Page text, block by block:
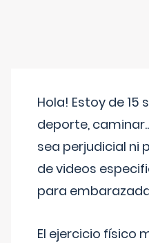
Hola! Estoy de
deporte,
sea perjudicial ni
de videos
para
El ejercicio físico